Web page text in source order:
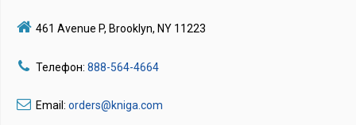
461 Avenue P, Brooklyn, NY 11223
Телефон: 888-564-4664
Email: orders@kniga.com